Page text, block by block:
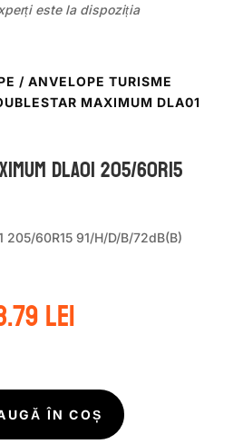
este la dispoziția
/ ANVELOPE TURISME
MAXIMUM DLA01
DLA01 205/60R15
205/60R15 91/H/D/B/72dB(B)
lei.
leiPrețul
curent
ÎN COȘ